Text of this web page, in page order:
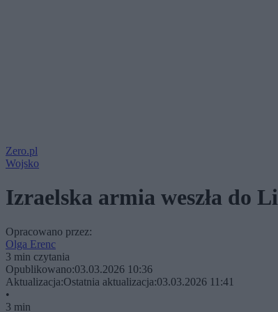
Zero.pl
Wojsko
Izraelska armia weszła do
Opracowano przez:
Olga Erenc
3 min czytania
Opublikowano:03.03.2026 10:36
Aktualizacja:Ostatnia aktualizacja:03.03.2026 11:41
•
3 min